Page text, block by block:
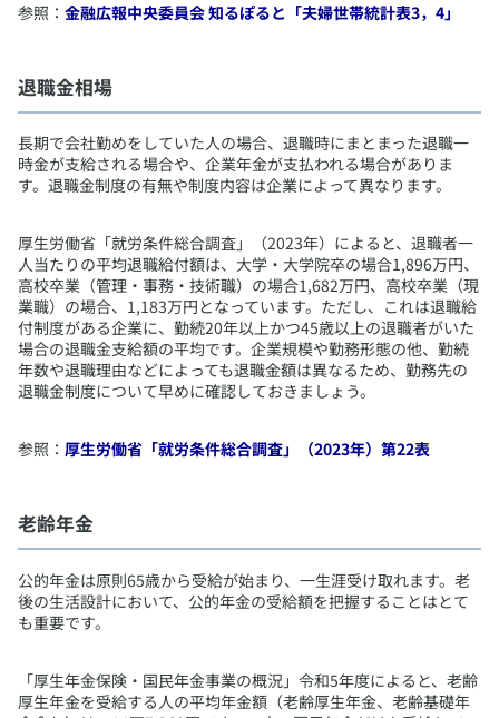
参照： 金融広報中央委員会 知るぽると「夫婦世帯統計表3，4」
​退職金相場
​長期で会社勤めをしていた人の場合、退職時にまとまった退職一
時金が支給される場合や、企業年金が支払われる場合がありま
す。退職金制度の有無や制度内容は企業によって異なります。
厚生労働省「就労条件総合調査」（2023年）によると、退職者一
人当たりの平均退職給付額は、大学・大学院卒の場合1,896万円、
高校卒業（管理・事務・技術職）の場合1,682万円、高校卒業（現
業職）の場合、1,183万円となっています。ただし、これは退職給
付制度がある企業に、勤続20年以上かつ45歳以上の退職者がいた
場合の退職金支給額の平均です。企業規模や勤務形態の他、勤続
年数や退職理由などによっても退職金額は異なるため、勤務先の
退職金制度について早めに確認しておきましょう。
参照： 厚生労働省「就労条件総合調査」（2023年）第22表
​老齢年金
​公的年金は原則65歳から受給が始まり、一生涯受け取れます。老
後の生活設計において、公的年金の受給額を把握することはとて
も重要です。
「厚生年金保険・国民年金事業の概況」令和5年度によると、老齢
厚生年金を受給する人の平均年金額（老齢厚生年金、老齢基礎年